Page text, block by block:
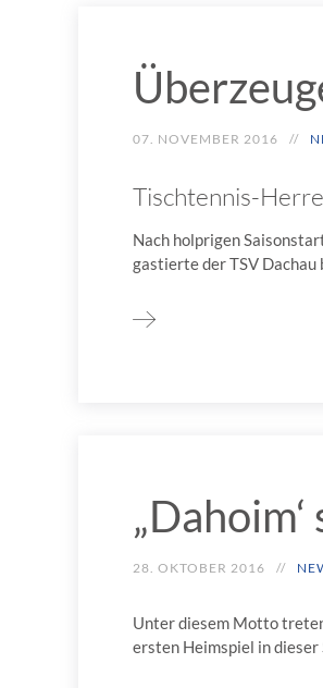
07. NOVEMBER 2016
Tischtennis-
Nach holprigen
gastierte der TSV Dachau
28. OKTOBER 2016
Unter diesem Motto
ersten Heimspiel in dieser